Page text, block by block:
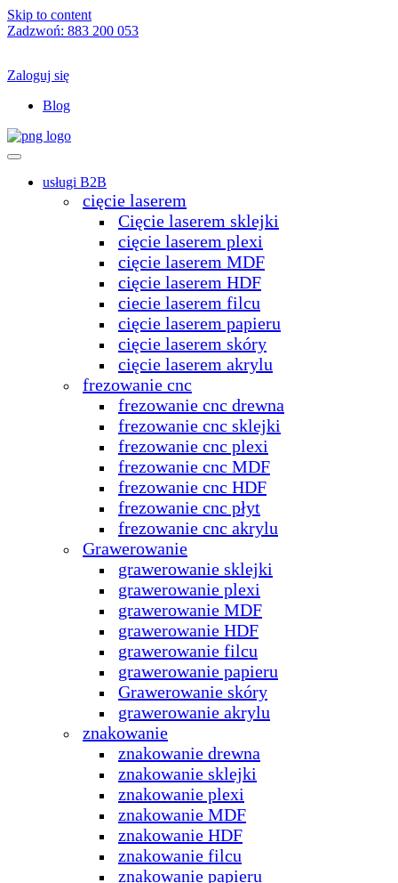
Skip to content
Zadzwoń: 883 200 053
Zaloguj się
Blog
usługi B2B
cięcie laserem
Cięcie laserem sklejki
cięcie laserem plexi
cięcie laserem MDF
cięcie laserem HDF
ciecie laserem filcu
cięcie laserem papieru
cięcie laserem skóry
cięcie laserem akrylu
frezowanie cnc
frezowanie cnc drewna
frezowanie cnc sklejki
frezowanie cnc plexi
frezowanie cnc MDF
frezowanie cnc HDF
frezowanie cnc płyt
frezowanie cnc akrylu
Grawerowanie
grawerowanie sklejki
grawerowanie plexi
grawerowanie MDF
grawerowanie HDF
grawerowanie filcu
grawerowanie papieru
Grawerowanie skóry
grawerowanie akrylu
znakowanie
znakowanie drewna
znakowanie sklejki
znakowanie plexi
znakowanie MDF
znakowanie HDF
znakowanie filcu
znakowanie papieru